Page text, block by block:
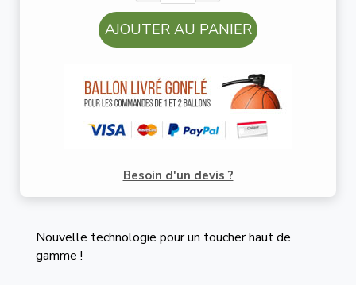
AJOUTER AU PANIER
Besoin d'un devis ?
Nouvelle technologie pour un toucher haut de
gamme !